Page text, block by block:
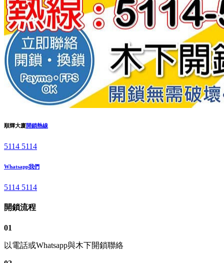
順輝大廈開鎖熱線
5114 5114
Whatsapp我們
5114 5114
開鎖流程
01
以電話或Whatsapp與木下開鎖聯絡